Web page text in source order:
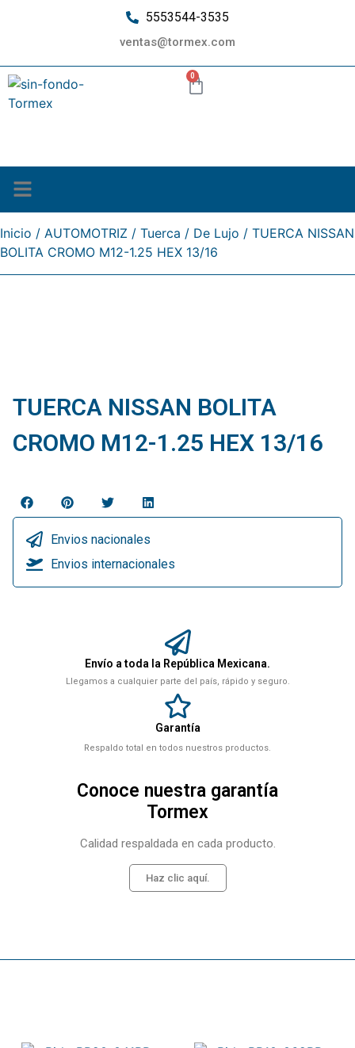
5553544-3535
ventas@tormex.com
0
Inicio / AUTOMOTRIZ / Tuerca / De Lujo / TUERCA NISSAN
BOLITA CROMO M12-1.25 HEX 13/16
TUERCA NISSAN BOLITA
CROMO M12-1.25 HEX 13/16
Envios nacionales
Envios internacionales
Envío a toda la República Mexicana.
Llegamos a cualquier parte del país, rápido y seguro.
Garantía
Respaldo total en todos nuestros productos.
Conoce nuestra garantía
Tormex
Calidad respaldada en cada producto.
Haz clic aquí.